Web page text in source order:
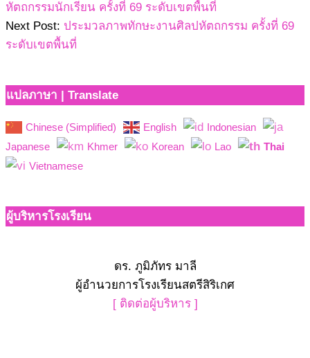
หัตถกรรมนักเรียน ครั้งที่ 69 ระดับเขตพื้นที่
Next Post: ประมวลภาพทักษะงานศิลปหัตถกรรม ครั้งที่ 69
ระดับเขตพื้นที่
แปลภาษา | Translate
Chinese (Simplified) English
Indonesian
Japanese
Khmer Korean Lao
Thai
Vietnamese
ผู้บริหารโรงเรียน
ดร. ภูมิภัทร มาลี
ผู้อำนวยการโรงเรียนสตรีสิริเกศ
[ ติดต่อผู้บริหาร ]